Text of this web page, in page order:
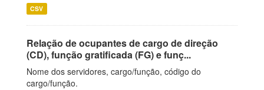
CSV
Relação de ocupantes de cargo de direção
(CD), função gratificada (FG) e funç...
Nome dos servidores, cargo/função, código do
cargo/função.